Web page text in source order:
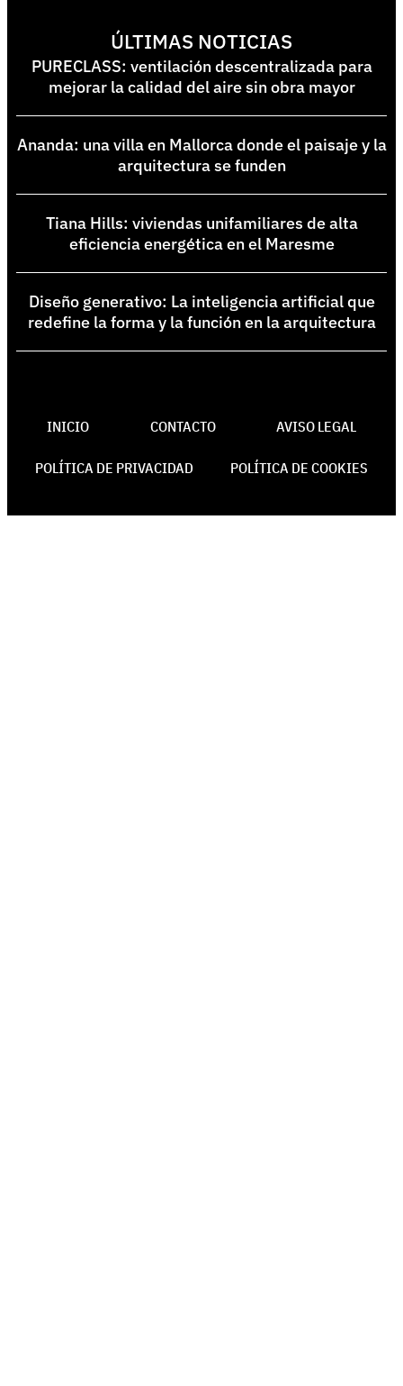
ÚLTIMAS NOTICIAS
PURECLASS: ventilación descentralizada para
mejorar la calidad del aire sin obra mayor
Ananda: una villa en Mallorca donde el paisaje y la
arquitectura se funden
Tiana Hills: viviendas unifamiliares de alta
eficiencia energética en el Maresme
Diseño generativo: La inteligencia artificial que
redefine la forma y la función en la arquitectura
INICIO CONTACTO AVISO LEGAL
POLÍTICA DE PRIVACIDAD POLÍTICA DE COOKIES